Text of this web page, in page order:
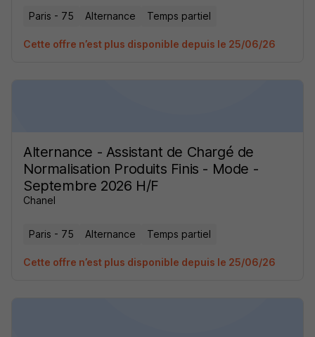
Paris - 75 Alternance Temps partiel
Cette offre n’est plus disponible depuis le 25/06/26
Alternance - Assistant de Chargé de
Normalisation Produits Finis - Mode -
Septembre 2026 H/F
Chanel
Paris - 75 Alternance Temps partiel
Cette offre n’est plus disponible depuis le 25/06/26